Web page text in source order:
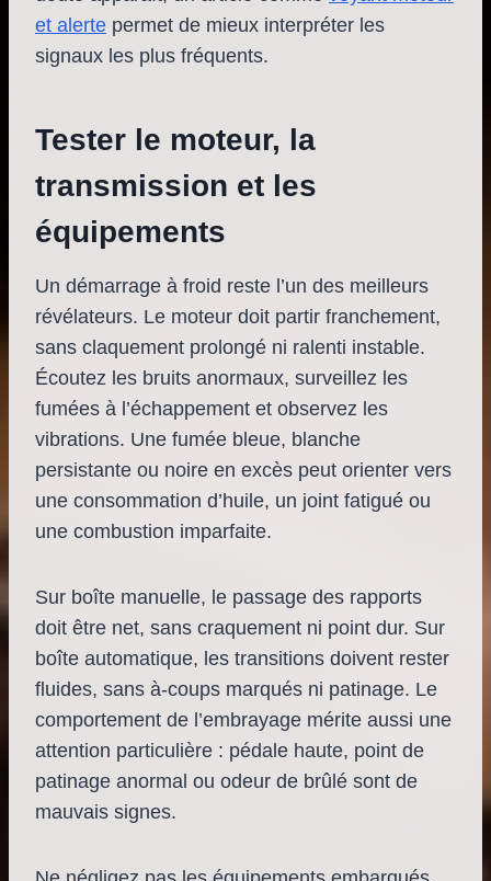
et alerte permet de mieux interpréter les
signaux les plus fréquents.
Tester le moteur, la
transmission et les
équipements
Un démarrage à froid reste l’un des meilleurs
révélateurs. Le moteur doit partir franchement,
sans claquement prolongé ni ralenti instable.
Écoutez les bruits anormaux, surveillez les
fumées à l’échappement et observez les
vibrations. Une fumée bleue, blanche
persistante ou noire en excès peut orienter vers
une consommation d’huile, un joint fatigué ou
une combustion imparfaite.
Sur boîte manuelle, le passage des rapports
doit être net, sans craquement ni point dur. Sur
boîte automatique, les transitions doivent rester
fluides, sans à-coups marqués ni patinage. Le
comportement de l’embrayage mérite aussi une
attention particulière : pédale haute, point de
patinage anormal ou odeur de brûlé sont de
mauvais signes.